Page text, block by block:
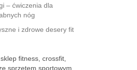
– ćwiczenia dla
nóg
i zdrowe desery fit
fitness, crossfit,
sprzętem sportowym